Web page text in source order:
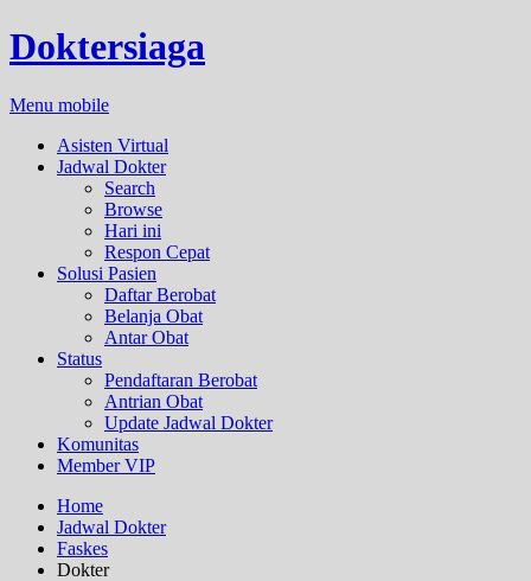
Doktersiaga
Menu mobile
Asisten Virtual
Jadwal Dokter
Search
Browse
Hari ini
Respon Cepat
Solusi Pasien
Daftar Berobat
Belanja Obat
Antar Obat
Status
Pendaftaran Berobat
Antrian Obat
Update Jadwal Dokter
Komunitas
Member VIP
Home
Jadwal Dokter
Faskes
Dokter